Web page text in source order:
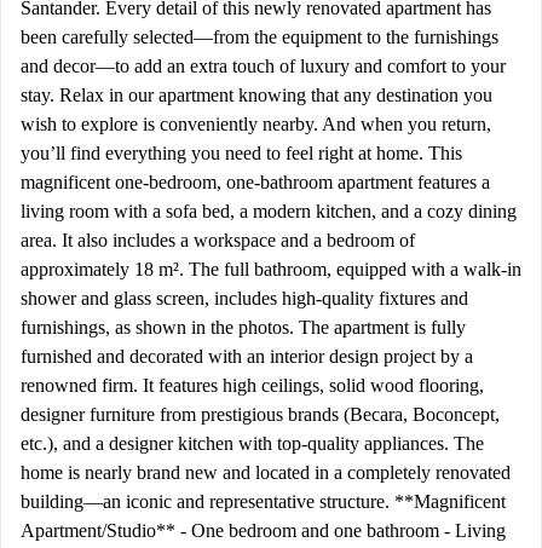
Santander. Every detail of this newly renovated apartment has
been carefully selected—from the equipment to the furnishings
and decor—to add an extra touch of luxury and comfort to your
stay. Relax in our apartment knowing that any destination you
wish to explore is conveniently nearby. And when you return,
you’ll find everything you need to feel right at home. This
magnificent one-bedroom, one-bathroom apartment features a
living room with a sofa bed, a modern kitchen, and a cozy dining
area. It also includes a workspace and a bedroom of
approximately 18 m². The full bathroom, equipped with a walk-in
shower and glass screen, includes high-quality fixtures and
furnishings, as shown in the photos. The apartment is fully
furnished and decorated with an interior design project by a
renowned firm. It features high ceilings, solid wood flooring,
designer furniture from prestigious brands (Becara, Boconcept,
etc.), and a designer kitchen with top-quality appliances. The
home is nearly brand new and located in a completely renovated
building—an iconic and representative structure. **Magnificent
Apartment/Studio** - One bedroom and one bathroom - Living